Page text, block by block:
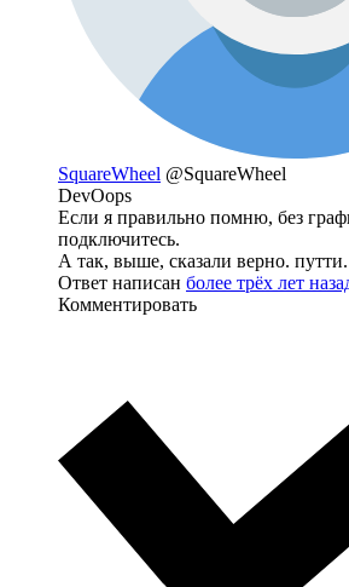
SquareWheel @SquareWheel
DevOops
Если я правильно помню, без
подключитесь.
А так, выше, сказали верно. путти.
Ответ написан более трёх лет
Комментировать